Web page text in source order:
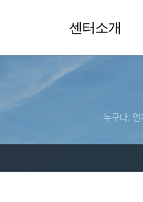
센터소개
누구나, 언